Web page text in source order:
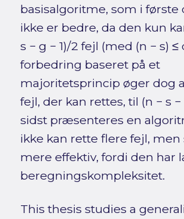
basisalgoritme, som i første
ikke er bedre, da den kun
s − g − 1)/2 fejl (med (n − s) ≤
forbedring baseret på et
majoritetsprincip øger dog
fejl, der kan rettes, til (n − s −
sidst præsenteres en
ikke kan rette flere fejl, men
mere effektiv, fordi den har
beregningskompleksitet.
This thesis studies a